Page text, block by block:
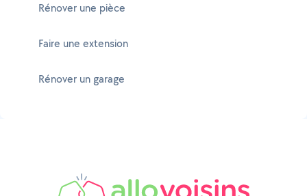
Rénover une pièce
Faire une extension
Rénover un garage